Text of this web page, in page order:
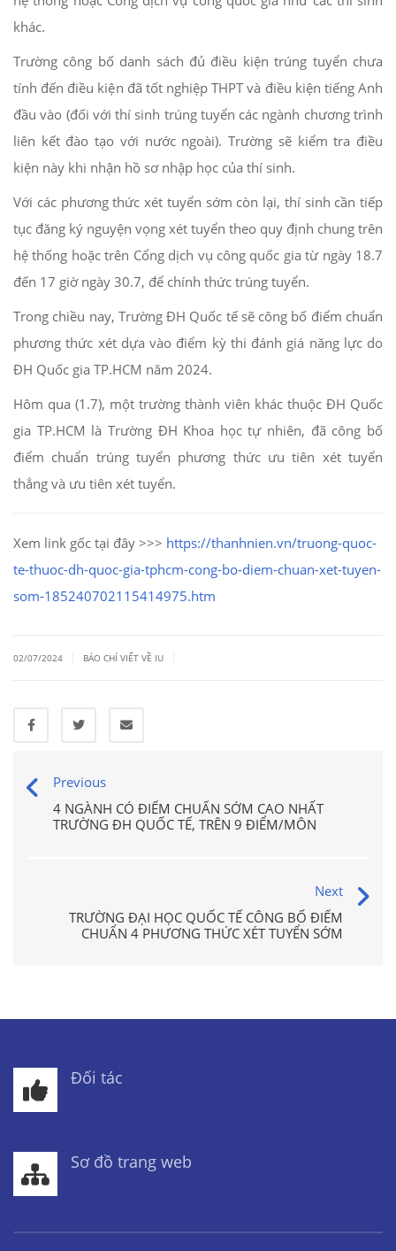
khác.
Trường công bố danh sách đủ điều kiện trúng tuyển chưa
tính đến điều kiện đã tốt nghiệp THPT và điều kiện tiếng Anh
đầu vào (đối với thí sinh trúng tuyển các ngành chương trình
liên kết đào tạo với nước ngoài). Trường sẽ kiểm tra điều
kiện này khi nhận hồ sơ nhập học của thí sinh.
Với các phương thức xét tuyển sớm còn lại, thí sinh cần tiếp
tục đăng ký nguyện vọng xét tuyển theo quy định chung trên
hệ thống hoặc trên Cổng dịch vụ công quốc gia từ ngày 18.7
đến 17 giờ ngày 30.7, để chính thức trúng tuyển.
Trong chiều nay, Trường ĐH Quốc tế sẽ công bố điểm chuẩn
phương thức xét dựa vào điểm kỳ thi đánh giá năng lực do
ĐH Quốc gia TP.HCM năm 2024.
Hôm qua (1.7), một trường thành viên khác thuộc ĐH Quốc
gia TP.HCM là Trường ĐH Khoa học tự nhiên, đã công bố
điểm chuẩn trúng tuyển phương thức ưu tiên xét tuyển
thẳng và ưu tiên xét tuyển.
Xem link gốc tại đây >>> https://thanhnien.vn/truong-quoc-
te-thuoc-dh-quoc-gia-tphcm-cong-bo-diem-chuan-xet-tuyen-
som-185240702115414975.htm
02/07/2024 BÁO CHÍ VIẾT VỀ IU
Previous
4 NGÀNH CÓ ĐIỂM CHUẨN SỚM CAO NHẤT
TRƯỜNG ĐH QUỐC TẾ, TRÊN 9 ĐIỂM/MÔN
Next
TRƯỜNG ĐẠI HỌC QUỐC TẾ CÔNG BỐ ĐIỂM
CHUẨN 4 PHƯƠNG THỨC XÉT TUYỂN SỚM
Đối tác
Sơ đồ trang web